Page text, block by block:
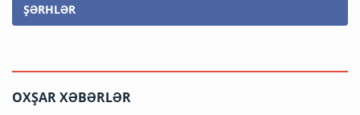
ŞƏRHLƏR
OXŞAR XƏBƏRLƏR